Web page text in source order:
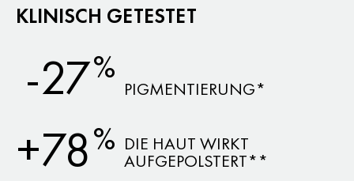
KLINISCH GETESTET
-27%
PIGMENTIERUNG*
+78% DIE HAUT WIRKT
AUFGEPOLSTERT**